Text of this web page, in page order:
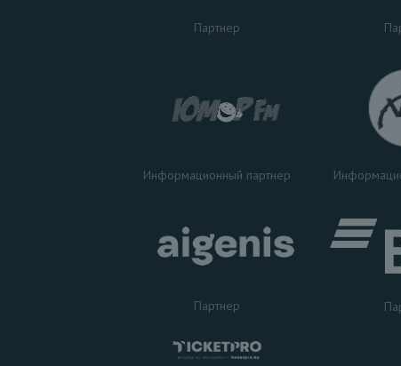
Партнер
Информационный партнер
Партнер